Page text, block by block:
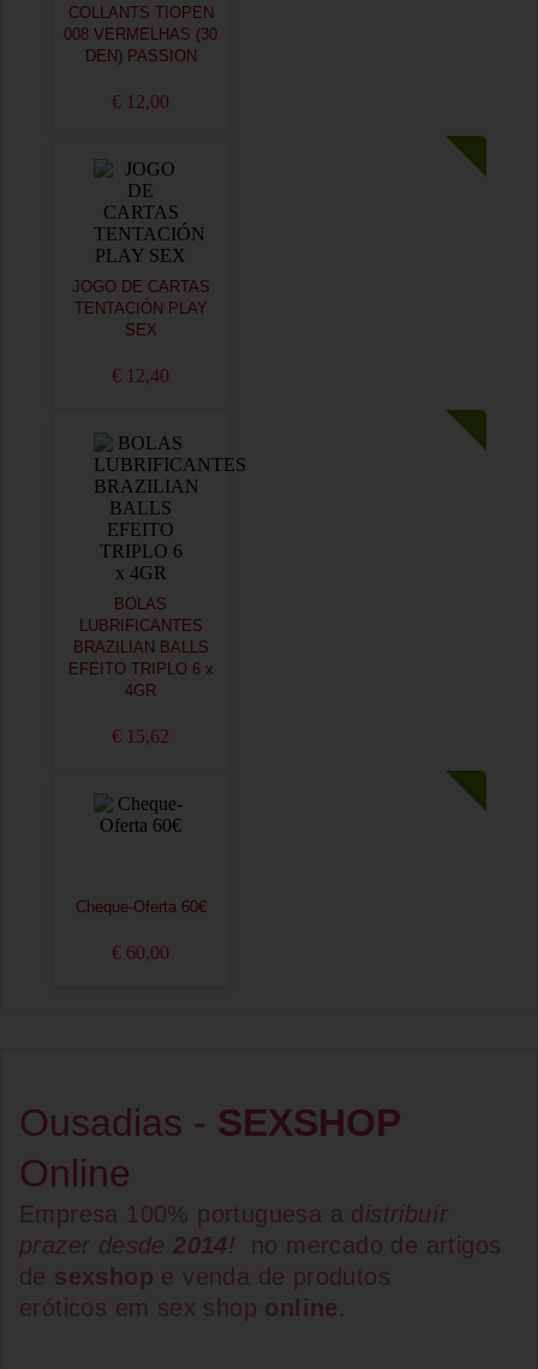
COLLANTS TIOPEN
008 VERMELHAS (30
DEN) PASSION
€ 12,00
JOGO DE CARTAS
TENTACIÓN PLAY
SEX
€ 12,40
BOLAS
LUBRIFICANTES
BRAZILIAN BALLS
EFEITO TRIPLO 6 x
4GR
€ 15,62
Cheque-Oferta 60€
€ 60,00
Ousadias - SEXSHOP
Online
Empresa 100% portuguesa a d istribuír
prazer desde2014!
no mercado de artigos
de sexshop e venda de produtos
eróticos em sex shop online.